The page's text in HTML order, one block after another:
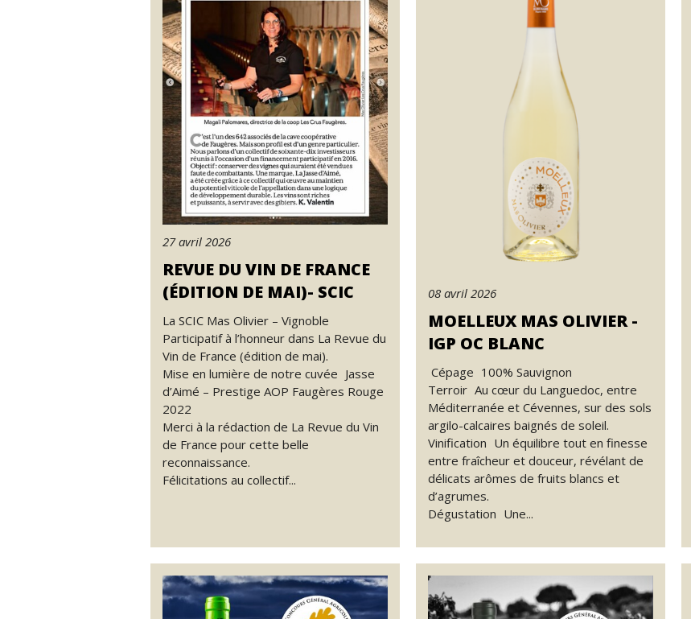
27 avril 2026
REVUE DU VIN DE FRANCE
(ÉDITION DE MAI)- SCIC
La SCIC Mas Olivier – Vignoble
Participatif à l’honneur dans La Revue du
Vin de France (édition de mai).
Mise en lumière de notre cuvée Jasse
d’Aimé – Prestige AOP Faugères Rouge
2022
Merci à la rédaction de La Revue du Vin
de France pour cette belle
reconnaissance.
Félicitations au collectif...
08 avril 2026
MOELLEUX MAS OLIVIER -
IGP OC BLANC
Cépage 100% Sauvignon
Terroir Au cœur du Languedoc, entre
Méditerranée et Cévennes, sur des sols
argilo-calcaires baignés de soleil.
Vinification Un équilibre tout en finesse
entre fraîcheur et douceur, révélant de
délicats arômes de fruits blancs et
d’agrumes.
Dégustation Une...